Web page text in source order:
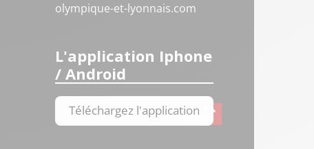
olympique-et-lyonnais.com
L'application Iphone
/ Android
Téléchargez l'application